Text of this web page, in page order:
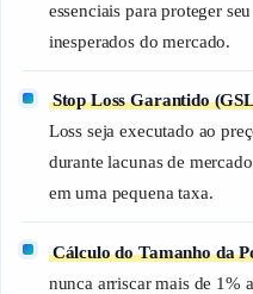
essenciais para proteger
inesperados do mercado.
Stop Loss Garantido
Loss seja executado ao
durante lacunas de
em uma pequena taxa.
Cálculo do Tamanho da
nunca arriscar mais de 1%